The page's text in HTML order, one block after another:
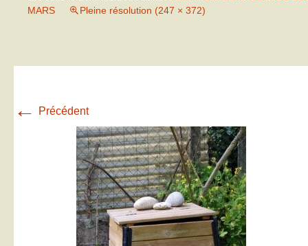
MARS
Pleine résolution (247 × 372)
← Précédent